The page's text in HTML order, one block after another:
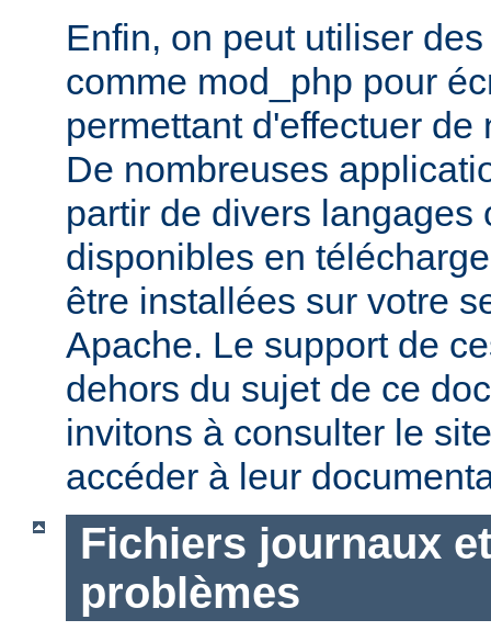
Enfin, on peut utiliser
comme mod_php pour
permettant d'effectuer
De nombreuses
partir de divers langages
disponibles en
être installées sur votre
Apache. Le support de
dehors du sujet de ce
invitons à consulter le
accéder à leur
Fichiers journaux
problèmes